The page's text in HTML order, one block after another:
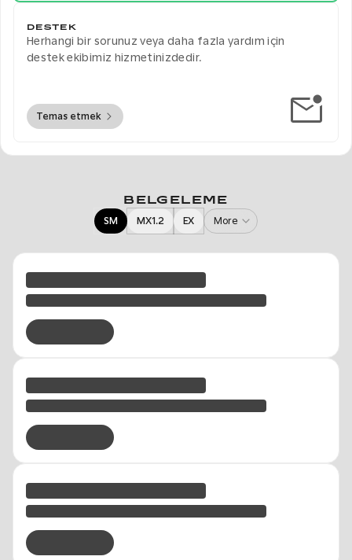
DESTEK
Herhangi bir sorunuz veya daha fazla yardım için
destek ekibimiz hizmetinizdedir.
Temas etmek
BELGELEME
SM
MX1.2 EX More